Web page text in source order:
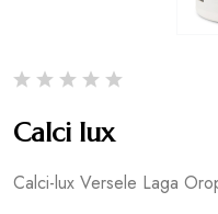
Calci lux
Calci-lux Versele Laga